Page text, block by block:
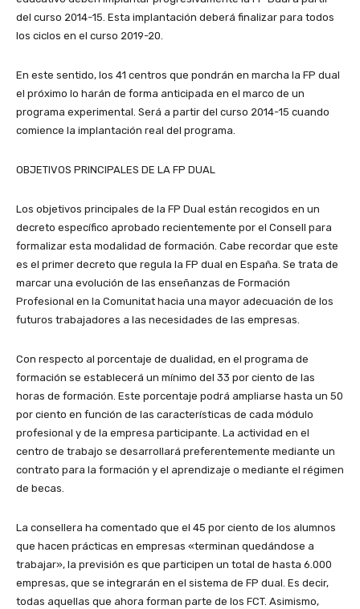
del curso 2014-15. Esta implantación deberá finalizar para todos
los ciclos en el curso 2019-20.
En este sentido, los 41 centros que pondrán en marcha la FP dual
el próximo lo harán de forma anticipada en el marco de un
programa experimental. Será a partir del curso 2014-15 cuando
comience la implantación real del programa.
OBJETIVOS PRINCIPALES DE LA FP DUAL
Los objetivos principales de la FP Dual están recogidos en un
decreto específico aprobado recientemente por el Consell para
formalizar esta modalidad de formación. Cabe recordar que este
es el primer decreto que regula la FP dual en España. Se trata de
marcar una evolución de las enseñanzas de Formación
Profesional en la Comunitat hacia una mayor adecuación de los
futuros trabajadores a las necesidades de las empresas.
Con respecto al porcentaje de dualidad, en el programa de
formación se establecerá un mínimo del 33 por ciento de las
horas de formación. Este porcentaje podrá ampliarse hasta un 50
por ciento en función de las características de cada módulo
profesional y de la empresa participante. La actividad en el
centro de trabajo se desarrollará preferentemente mediante un
contrato para la formación y el aprendizaje o mediante el régimen
de becas.
La consellera ha comentado que el 45 por ciento de los alumnos
que hacen prácticas en empresas «terminan quedándose a
trabajar», la previsión es que participen un total de hasta 6.000
empresas, que se integrarán en el sistema de FP dual. Es decir,
todas aquellas que ahora forman parte de los FCT. Asimismo,